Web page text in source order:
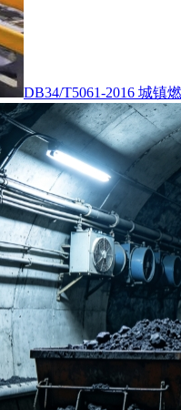
DB34/T5061-2016 城镇